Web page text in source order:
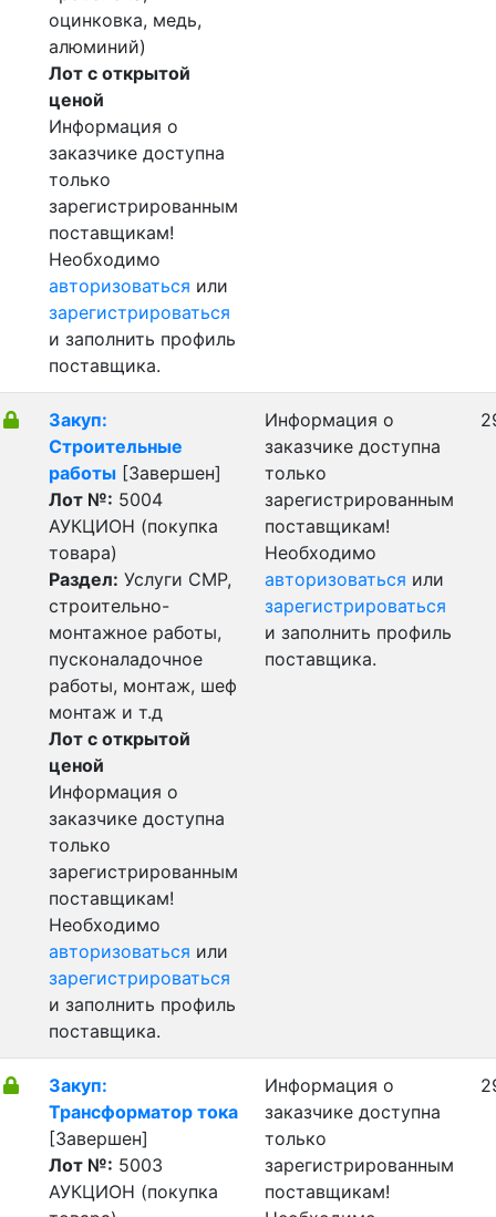
оцинковка, медь,
алюминий)
Лот с открытой
ценой
Информация о
заказчике доступна
только
зарегистрированным
поставщикам!
Необходимо
авторизоваться или
зарегистрироваться
и заполнить профиль
поставщика.
Закуп:
Cтроительные
работы [Завершен]
Лот №: 5004
АУКЦИОН (покупка
товара)
Раздел: Услуги СМР,
строительно-
монтажное работы,
пусконаладочное
работы, монтаж, шеф
монтаж и т.д
Лот с открытой
ценой
Информация о
заказчике доступна
только
зарегистрированным
поставщикам!
Необходимо
авторизоваться или
зарегистрироваться
и заполнить профиль
поставщика.
Информация о
заказчике доступна
только
зарегистрированным
поставщикам!
Необходимо
авторизоваться или
зарегистрироваться
и заполнить профиль
поставщика.
Закуп:
Трансформатор тока
[Завершен]
Лот №: 5003
АУКЦИОН (покупка
Информация о
заказчике доступна
только
зарегистрированным
поставщикам!